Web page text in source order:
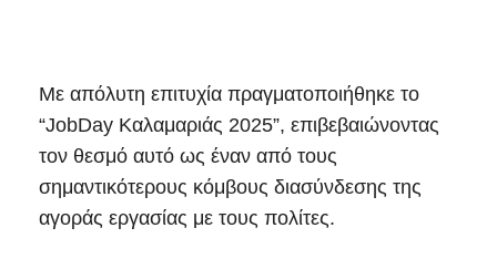
Με απόλυτη επιτυχία πραγματοποιήθηκε το
“JobDay Καλαμαριάς 2025”, επιβεβαιώνοντας
τον θεσμό αυτό ως έναν από τους
σημαντικότερους κόμβους διασύνδεσης της
αγοράς εργασίας με τους πολίτες.